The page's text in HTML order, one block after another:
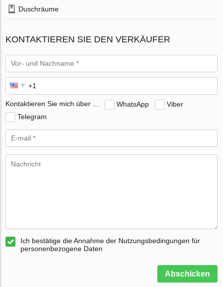
Duschräume
KONTAKTIEREN SIE DEN VERKÄUFER
Kontaktieren Sie mich über ... WhatsApp
Viber
Telegram
Ich bestätige die Annahme der Nutzungsbedingungen für
personenbezogene Daten
Abschicken